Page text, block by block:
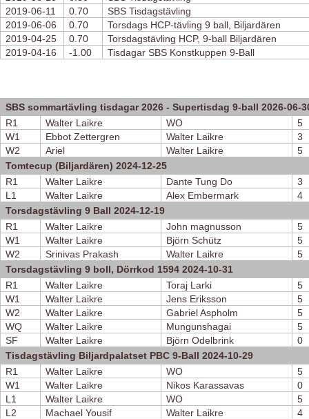
2019-06-11
0.70
SBS Tisdagstävling
2019-06-06
0.70
Torsdags HCP-tävling 9 ball, Biljardären
2019-04-25
0.70
Torsdagstävling HCP, 9-ball Biljardären
2019-04-16
-1.00 Tisdagar SBS Konstkuppen 9-Ball
SBS sommartävling tisdagar 2026 - Supertisdag 9-ball 2026-06-
R1
Walter Laikre WO
5
W1
Ebbot Zettergren Walter Laikre
3
W2
Ariel Walter Laikre
5
Tomtecup (Biljardären) 2024-12-25
R1
Walter Laikre Dante Tung Do
3
L1
Walter Laikre Alex Embermark
4
Torsdagstävling 9 Ball 2024-12-19
R1
Walter Laikre John magnusson
5
W1
Walter Laikre Björn Schütz
5
W2
Srinivas Prakash Walter Laikre
5
Torsdagstävling 9 boll, Dörrkod 1594 2024-10-31
R1
Walter Laikre Toraj Larki
5
W1
Walter Laikre Jens Eriksson
5
W2
Walter Laikre Gabriel Aspholm
5
WQ
Walter Laikre Mungunshagai
5
SF
Walter Laikre Björn Odelbrink
0
Tisdagstävling Biljardpalatset PBC 9-Ball 2024-10-29
R1
Walter Laikre WO
5
W1
Walter Laikre Nikos Karassavas
0
L1
Walter Laikre WO
5
L2
Machael Yousif Walter Laikre
4